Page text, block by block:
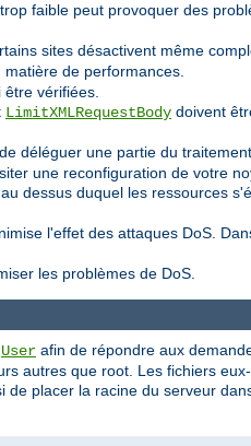
faible peut provoquer des
sites désactivent même
de performances.
vérifiées.
LimitXMLRequestBody doivent
déléguer une partie du
une reconfiguration de votre
dessus duquel les ressources
l'effet des attaques DoS.
les problèmes de DoS.
User afin de répondre aux
autres que root. Les fichiers
de placer la racine du serveur